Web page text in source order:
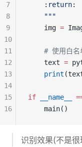
    :return:
    """
    img
=
# 使用白名
    text
=
    print
if __name__
    main()
7
8
9
10
11
12
13
14
15
16
识别效果(不是